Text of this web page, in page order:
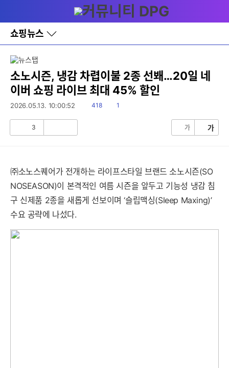
와
홈
쇼핑뉴스
바
로
레
이
어
창
토
소노시즌, 냉감 차렵이불 2종 선봬…20일 네
이버 쇼핑 라이브 최대 45% 할인
2026.05.13. 10:00:52
읽
418
댓1
3 가 가
㈜소노스퀘어가 전개하는 라이프스타일 브랜드 소노시즌(SO
NOSEASON)이 본격적인 여름 시즌을 앞두고 기능성 냉감 침
구 신제품 2종을 새롭게 선보이며 ‘슬립맥싱(Sleep Maxing)’
수요 공략에 나섰다.